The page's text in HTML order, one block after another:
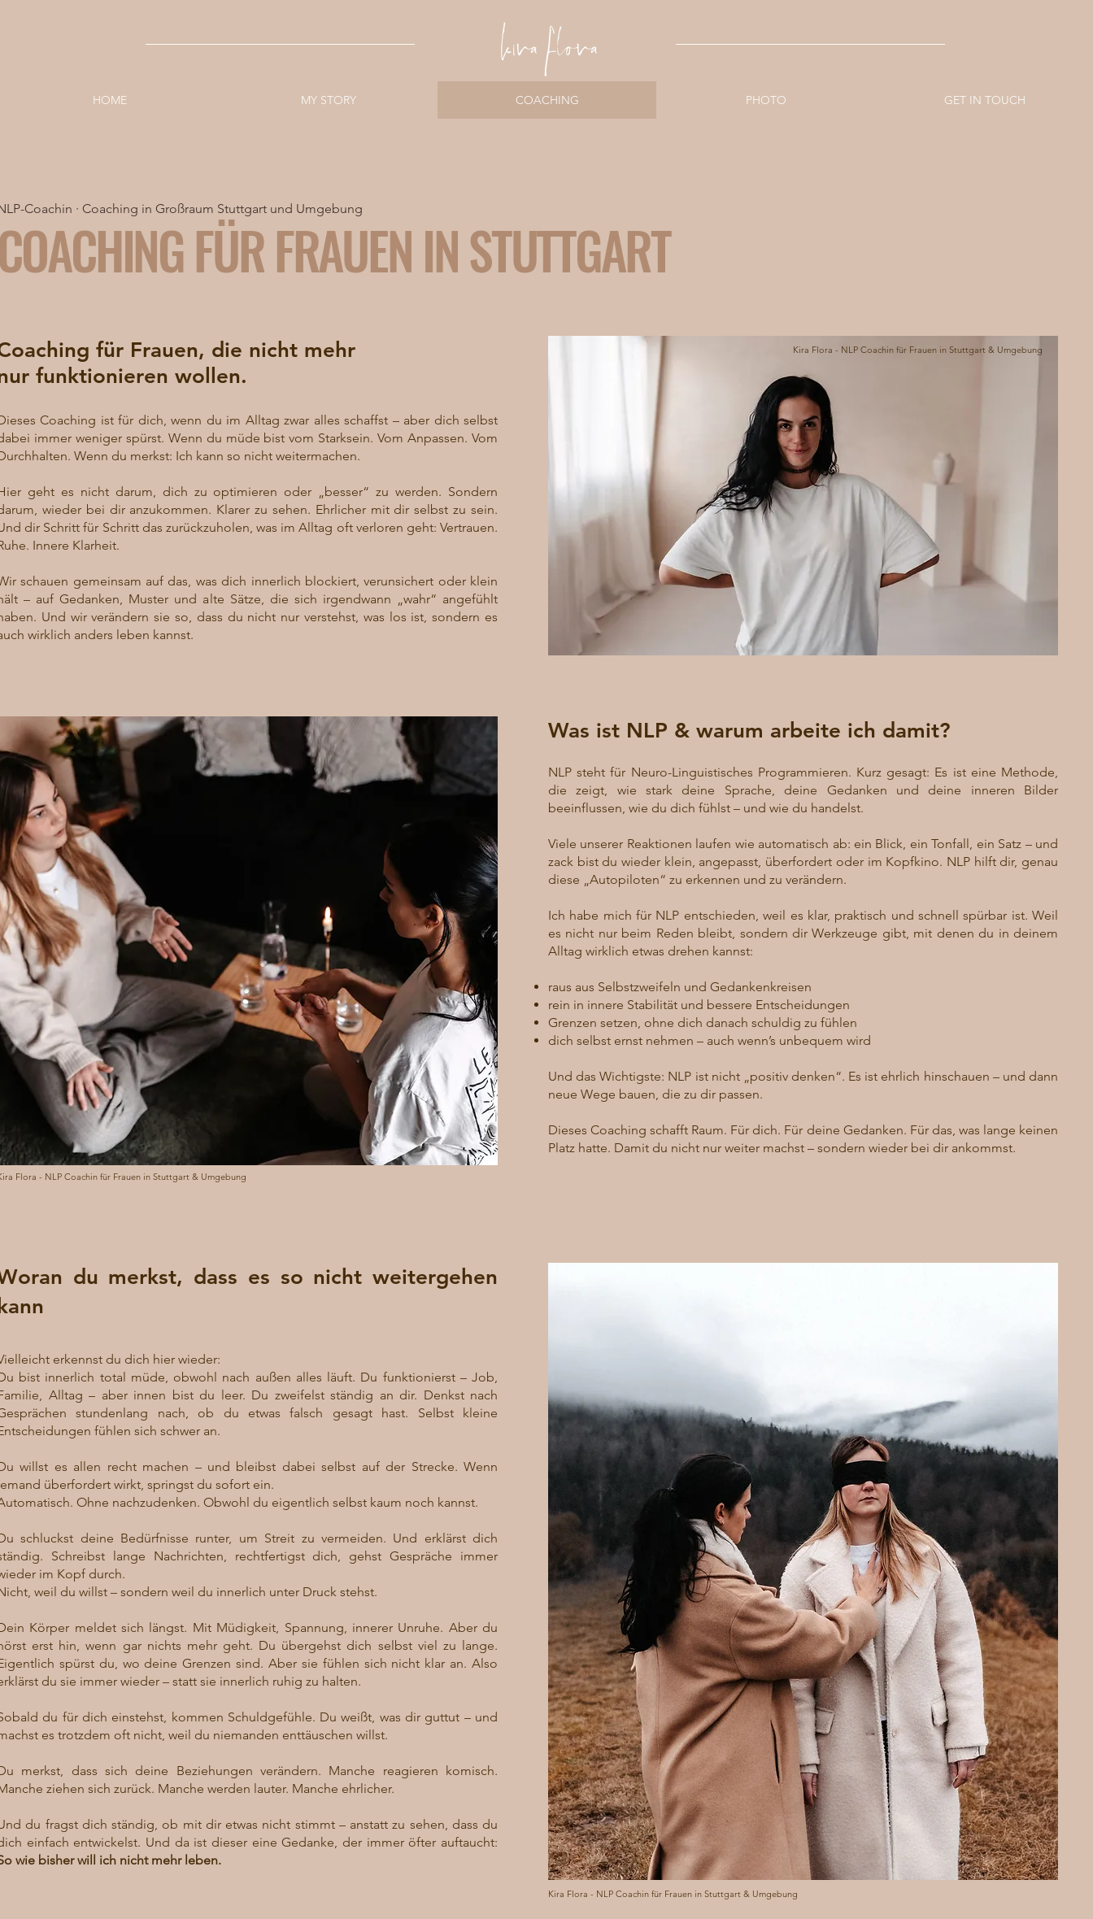
HOME MY STORY COACHING PHOTO GET IN TOUCH
Coachin · Coaching in Großraum Stuttgart und Umgebung
FÜR FRAUEN IN STUTTGART
für Frauen, die nicht mehr
funktionieren wollen.
Coaching ist für dich, wenn du im Alltag zwar alles schaffst – aber dich selbst
immer weniger spürst. Wenn du müde bist vom Starksein. Vom Anpassen. Vom
Wenn du merkst: Ich kann so nicht weitermachen.
geht es nicht darum, dich zu optimieren oder „besser“ zu werden. Sondern
wieder bei dir anzukommen. Klarer zu sehen. Ehrlicher mit dir selbst zu sein.
dir Schritt für Schritt das zurückzuholen, was im Alltag oft verloren geht: Vertrauen.
Innere Klarheit.
schauen gemeinsam auf das, was dich innerlich blockiert, verunsichert oder klein
– auf Gedanken, Muster und alte Sätze, die sich irgendwann „wahr“ angefühlt
Und wir verändern sie so, dass du nicht nur verstehst, was los ist, sondern es
wirklich anders leben kannst.
Kira Flora - NLP Coachin für Frauen in Stuttgart & Umgebung
Was ist NLP & warum arbeite ich damit?
NLP steht für Neuro-Linguistisches Programmieren. Kurz gesagt: Es ist eine Methode,
die zeigt, wie stark deine Sprache, deine Gedanken und deine inneren Bilder
beeinflussen, wie du dich fühlst – und wie du handelst.
Viele unserer Reaktionen laufen wie automatisch ab: ein Blick, ein Tonfall, ein Satz – und
zack bist du wieder klein, angepasst, überfordert oder im Kopfkino. NLP hilft dir, genau
diese „Autopiloten“ zu erkennen und zu verändern.
Ich habe mich für NLP entschieden, weil es klar, praktisch und schnell spürbar ist. Weil
es nicht nur beim Reden bleibt, sondern dir Werkzeuge gibt, mit denen du in deinem
Alltag wirklich etwas drehen kannst:
raus aus Selbstzweifeln und Gedankenkreisen
rein in innere Stabilität und bessere Entscheidungen
Grenzen setzen, ohne dich danach schuldig zu fühlen
dich selbst ernst nehmen – auch wenn’s unbequem wird
Und das Wichtigste: NLP ist nicht „positiv denken“. Es ist ehrlich hinschauen – und dann
neue Wege bauen, die zu dir passen.
Dieses Coaching schafft Raum. Für dich. Für deine Gedanken. Für das, was lange keinen
Platz hatte. Damit du nicht nur weiter machst – sondern wieder bei dir ankommst.
Flora - NLP Coachin für Frauen in Stuttgart & Umgebung
du merkst, dass es so nicht weitergehen
erkennst du dich hier wieder:
bist innerlich total müde, obwohl nach außen alles läuft. Du funktionierst – Job,
Alltag – aber innen bist du leer. Du zweifelst ständig an dir. Denkst nach
stundenlang nach, ob du etwas falsch gesagt hast. Selbst kleine
fühlen sich schwer an.
willst es allen recht machen – und bleibst dabei selbst auf der Strecke. Wenn
überfordert wirkt, springst du sofort ein.
Ohne nachzudenken. Obwohl du eigentlich selbst kaum noch kannst.
schluckst deine Bedürfnisse runter, um Streit zu vermeiden. Und erklärst dich
Schreibst lange Nachrichten, rechtfertigst dich, gehst Gespräche immer
im Kopf durch.
weil du willst – sondern weil du innerlich unter Druck stehst.
Körper meldet sich längst. Mit Müdigkeit, Spannung, innerer Unruhe. Aber du
erst hin, wenn gar nichts mehr geht. Du übergehst dich selbst viel zu lange.
spürst du, wo deine Grenzen sind. Aber sie fühlen sich nicht klar an. Also
du sie immer wieder – statt sie innerlich ruhig zu halten.
du für dich einstehst, kommen Schuldgefühle. Du weißt, was dir guttut – und
es trotzdem oft nicht, weil du niemanden enttäuschen willst.
merkst, dass sich deine Beziehungen verändern. Manche reagieren komisch.
ziehen sich zurück. Manche werden lauter. Manche ehrlicher.
du fragst dich ständig, ob mit dir etwas nicht stimmt – anstatt zu sehen, dass du
einfach entwickelst. Und da ist dieser eine Gedanke, der immer öfter auftaucht:
wie bisher will ich nicht mehr leben.
Kira Flora - NLP Coachin für Frauen in Stuttgart & Umgebung